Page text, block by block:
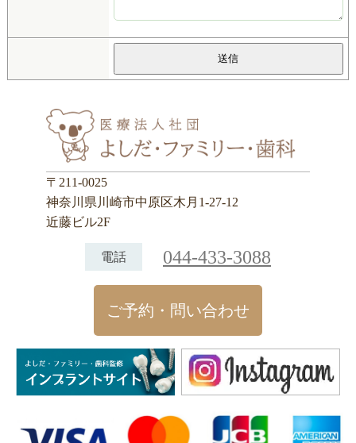
〒211-0025
神奈川県川崎市中原区木月1-27-12
近藤ビル2F
電話 044-433-3088
ご予約・問い合わせ